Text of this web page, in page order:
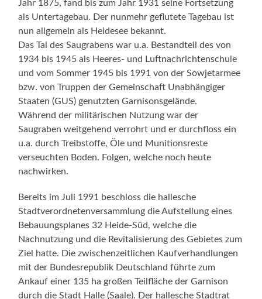
Jahr 1875, fand bis zum Jahr 1931 seine Fortsetzung
als Untertagebau. Der nunmehr geflutete Tagebau ist
nun allgemein als Heidesee bekannt.
Das Tal des Saugrabens war u.a. Bestandteil des von
1934 bis 1945 als Heeres- und Luftnachrichtenschule
und vom Sommer 1945 bis 1991 von der Sowjetarmee
bzw. von Truppen der Gemeinschaft Unabhängiger
Staaten (GUS) genutzten Garnisonsgelände.
Während der militärischen Nutzung war der
Saugraben weitgehend verrohrt und er durchfloss ein
u.a. durch Treibstoffe, Öle und Munitionsreste
verseuchten Boden. Folgen, welche noch heute
nachwirken.
Bereits im Juli 1991 beschloss die hallesche
Stadtverordnetenversammlung die Aufstellung eines
Bebauungsplanes 32 Heide-Süd, welche die
Nachnutzung und die Revitalisierung des Gebietes zum
Ziel hatte. Die zwischenzeitlichen Kaufverhandlungen
mit der Bundesrepublik Deutschland führte zum
Ankauf einer 135 ha großen Teilfläche der Garnison
durch die Stadt Halle (Saale). Der hallesche Stadtrat